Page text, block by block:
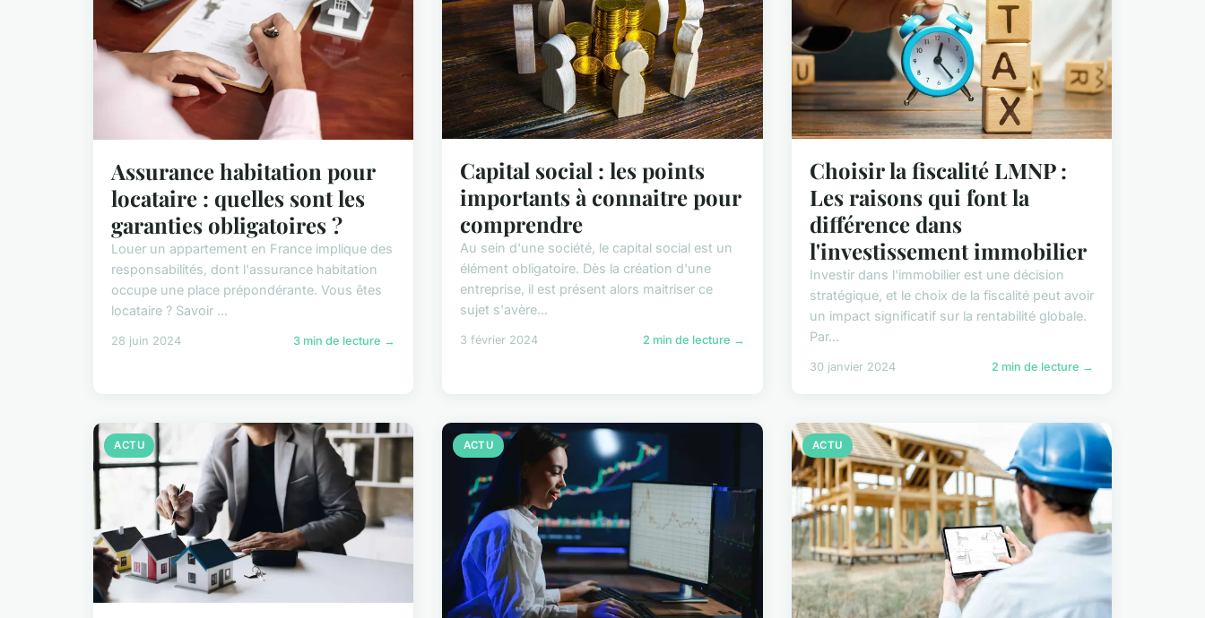
Assurance habitation pour
locataire : quelles sont les
garanties obligatoires ?
Louer un appartement en France implique des
responsabilités, dont l'assurance habitation
occupe une place prépondérante. Vous êtes
locataire ? Savoir ...
28 juin 2024 3 min de lecture →
Capital social : les points
importants à connaitre pour
comprendre
Au sein d'une société, le capital social est un
élément obligatoire. Dès la création d'une
entreprise, il est présent alors maitriser ce
sujet s'avère...
3 février 2024 2 min de lecture →
Choisir la fiscalité LMNP :
Les raisons qui font la
différence dans
l'investissement immobilier
Investir dans l'immobilier est une décision
stratégique, et le choix de la fiscalité peut avoir
un impact significatif sur la rentabilité globale.
Par...
30 janvier 2024 2 min de lecture →
ACTU ACTU ACTU